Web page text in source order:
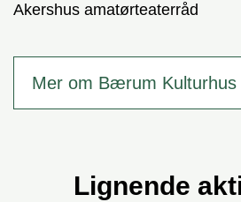
Akershus amatørteaterråd
Mer om Bærum Kulturhus
Lignende